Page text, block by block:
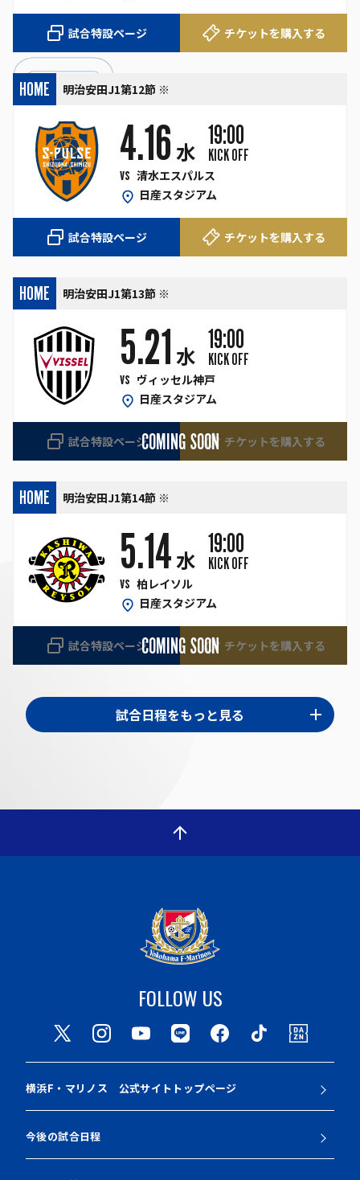
試合特設ページ チケットを購入する
HOME 明治安田J1第12節 ※
4.16 水
19:00
KICK OFF
vs 清水エスパルス
日産スタジアム
試合特設ページ チケットを購入する
HOME 明治安田J1第13節 ※
5.21 水
19:00
KICK OFF
vs ヴィッセル神戸
日産スタジアム
試合特設ページ チケットを購入する
COMING SOON
HOME 明治安田J1第14節 ※
5.14水
19:00
KICK OFF
vs 柏レイソル
日産スタジアム
試合特設ページ チケットを購入する
COMING SOON
試合日程をもっと見る
FOLLOW US
横浜F・マリノス 公式サイトトップページ
今後の試合日程